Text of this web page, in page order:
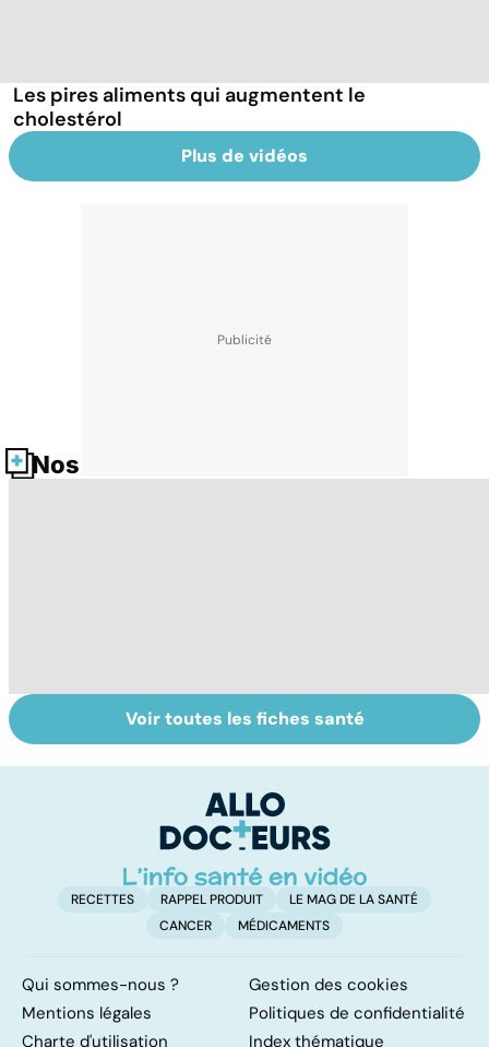
Les pires aliments qui augmentent le
cholestérol
Plus de vidéos
Nos fiches santé
Le TDAH, un
trouble de
hyperactivité
Accident
vasculaire
également
touché
Voir toutes les fiches santé
RECETTES RAPPEL PRODUIT
LE MAG DE LA SANTÉ
CANCER
MÉDICAMENTS
Qui sommes-nous ?
Gestion des cookies
Mentions légales
Politiques de confidentialité
Charte d'utilisation
Index thématique